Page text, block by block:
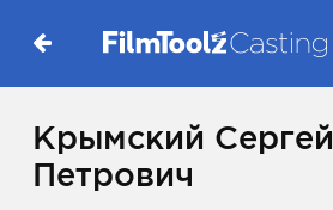
Крымский Сергей
Петрович